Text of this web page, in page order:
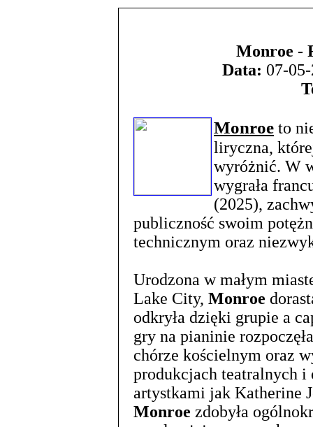
Monroe -
Data: 07-
Monroe to
liryczna,
wyróżnić. W
wygrała
(2025),
publiczność swoim
technicznym oraz
Urodzona w małym
Lake City, Monroe
odkryła dzięki grupie a
gry na pianinie
chórze kościelnym oraz
produkcjach teatralnych
artystkami jak Katherine
Monroe zdobyła